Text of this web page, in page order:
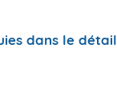
dans le détail